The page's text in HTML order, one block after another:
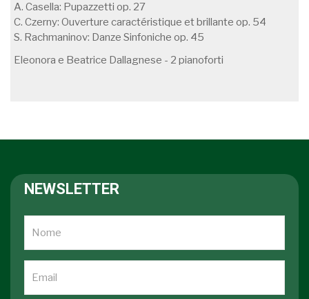
A. Casella: Pupazzetti op. 27
C. Czerny: Ouverture caractéristique et brillante op. 54
S. Rachmaninov: Danze Sinfoniche op. 45
Eleonora e Beatrice Dallagnese - 2 pianoforti
NEWSLETTER